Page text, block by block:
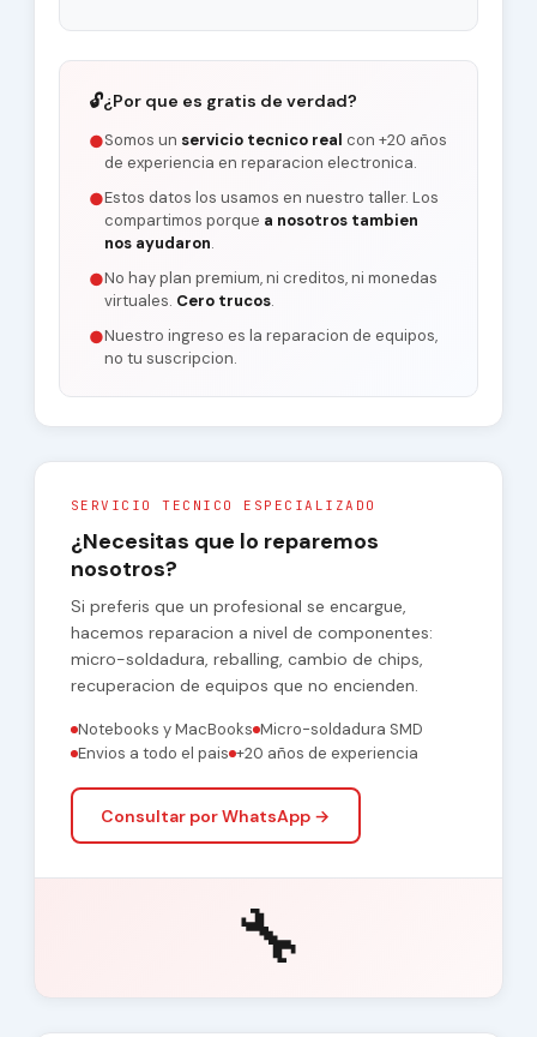
🔓¿Por que es gratis de verdad?
●Somos un servicio tecnico real con +20 años
de experiencia en reparacion electronica.
●Estos datos los usamos en nuestro taller. Los
compartimos porque a nosotros tambien
nos ayudaron.
●No hay plan premium, ni creditos, ni monedas
virtuales. Cero trucos.
●Nuestro ingreso es la reparacion de equipos,
no tu suscripcion.
SERVICIO TECNICO ESPECIALIZADO
¿Necesitas que lo reparemos
nosotros?
Si preferis que un profesional se encargue,
hacemos reparacion a nivel de componentes:
micro-soldadura, reballing, cambio de chips,
recuperacion de equipos que no encienden.
Notebooks y MacBooks Micro-soldadura SMD
Envios a todo el pais +20 años de experiencia
Consultar por WhatsApp →
🔧